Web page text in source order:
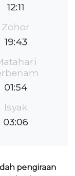
12:11
Zohor
19:43
01:54
Isyak
03:06
pengiraan